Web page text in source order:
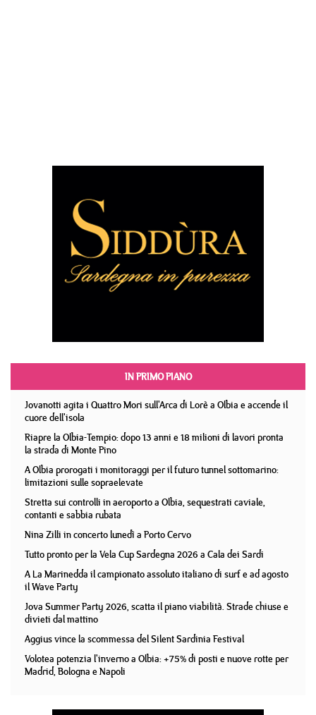
IN PRIMO PIANO
Jovanotti agita i Quattro Mori sull'Arca di Lorè a Olbia e accende il
cuore dell'isola
Riapre la Olbia-Tempio: dopo 13 anni e 18 milioni di lavori pronta
la strada di Monte Pino
A Olbia prorogati i monitoraggi per il futuro tunnel sottomarino:
limitazioni sulle sopraelevate
Stretta sui controlli in aeroporto a Olbia, sequestrati caviale,
contanti e sabbia rubata
Nina Zilli in concerto lunedì a Porto Cervo
Tutto pronto per la Vela Cup Sardegna 2026 a Cala dei Sardi
A La Marinedda il campionato assoluto italiano di surf e ad agosto
il Wave Party
Jova Summer Party 2026, scatta il piano viabilità. Strade chiuse e
divieti dal mattino
Aggius vince la scommessa del Silent Sardinia Festival
Volotea potenzia l'inverno a Olbia: +75% di posti e nuove rotte per
Madrid, Bologna e Napoli